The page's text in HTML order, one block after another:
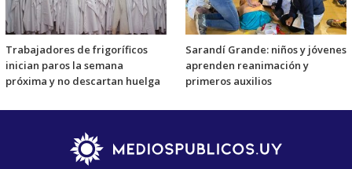
Trabajadores de frigoríficos
inician paros la semana
próxima y no descartan huelga
Sarandí Grande: niños y jóvenes
aprenden reanimación y
primeros auxilios